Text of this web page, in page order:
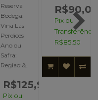
Reserva
Bodega:
Viña Las
Perdices
Ano ou
Safra:
Regiao:&..
R$125,96
Pix ou
R$90,00
Pix ou
R$85,50